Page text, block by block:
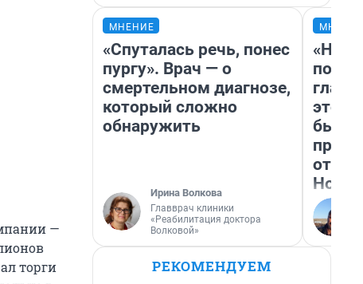
—
торги
МНЕНИЕ
«Спуталась речь, понес
пургу». Врач — о
смертельном диагнозе,
который сложно
обнаружить
Ирина Волкова
Главврач клиники
«Реабилитация доктора
Волковой»
этого
бьет
РЕКОМЕНДУЕМ